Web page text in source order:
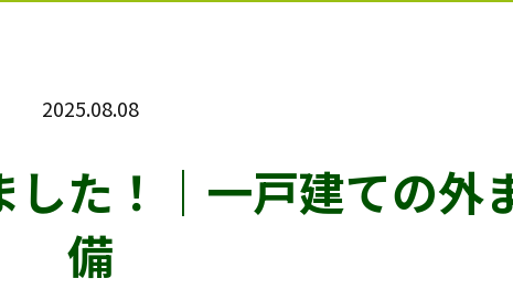
2025.08.08
た！｜一戸建ての外
備